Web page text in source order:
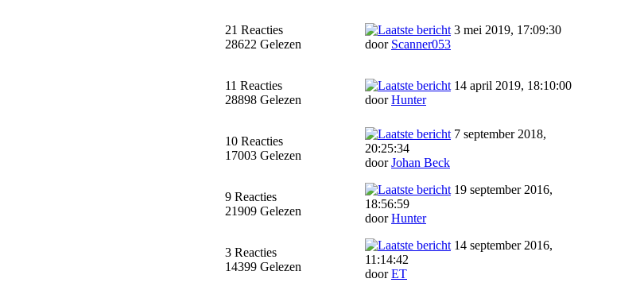
21 Reacties
28622 Gelezen
3 mei 2019, 17:09:30
door Scanner053
11 Reacties
28898 Gelezen
14 april 2019, 18:10:00
doorHunter
10 Reacties
17003 Gelezen
7 september 2018,
20:25:34
doorJohan Beck
9 Reacties
21909 Gelezen
19 september 2016,
18:56:59
doorHunter
3 Reacties
14399 Gelezen
14 september 2016,
11:14:42
doorET